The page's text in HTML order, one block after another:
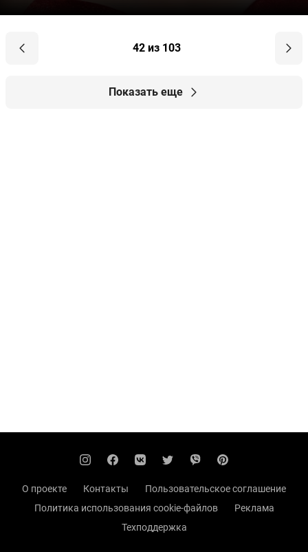
42 из 103
Показать еще
О проекте Контакты
Пользовательское соглашение
Политика использования cookie-файлов
Реклама
Техподдержка